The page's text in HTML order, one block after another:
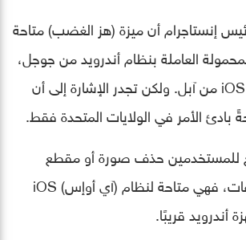
إنستاجرام أن ميزة (هز الغضب) متاحة
العاملة بنظام أندرويد من جوجل،
وأجهزة (آي أوإس) iOS من آبل. ولكن تجدر الإشارة إلى أن
بادئ الأمر في الولايات المتحدة فقط.
للمستخدمين حذف صورة أو مقطع
فيديو من المجموعات، فهي متاحة لنظام (آي أوإس) iOS
أندرويد قريبًا.